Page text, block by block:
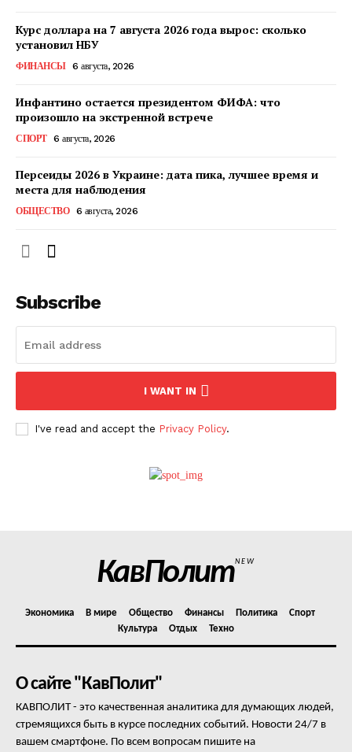
ПОДПИСАТЬСЯ СЕЙЧАС
О нас
Политика конфиденциальности
Отказ от ответственности
Мой аккаунт
Реклама
Курс доллара на 7 августа 2026 года вырос: сколько
установил НБУ
ФИНАНСЫ 6 августа, 2026
Инфантино остается президентом ФИФА: что
произошло на экстренной встрече
СПОРТ 6 августа, 2026
Персеиды 2026 в Украине: дата пика, лучшее время и
места для наблюдения
ОБЩЕСТВО 6 августа, 2026
Subscribe
I WANT IN
I've read and accept the Privacy Policy.
КавПолитNEW
Экономика В мире Общество Финансы Политика
Спорт
Культура
Отдых Техно
О сайте "КавПолит"
КАВПОЛИТ - это качественная аналитика для думающих людей,
стремящихся быть в курсе последних событий. Новости 24/7 в
вашем смартфоне. По всем вопросам пишите на